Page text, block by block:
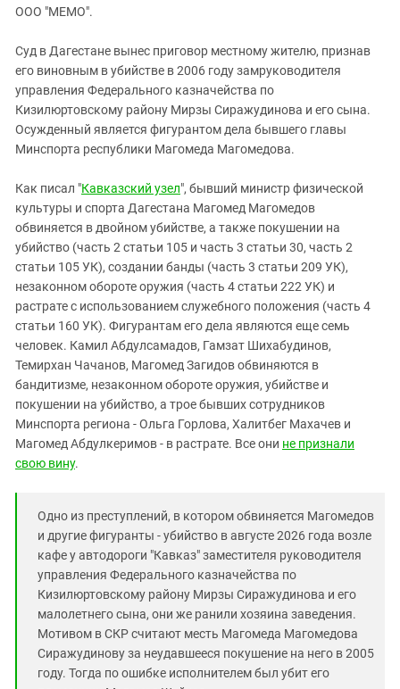
ИНАКОМЫСЛИЕ В ЧЕЧНЕ
ПРЕСЛЕДОВАНИЕ АКТИВИСТОВ
МОБИЛИЗАЦИЯ И ПРОТЕСТЫ
Дагестан
Кабардино-Балкария
Калмыкия
Карачаево-Черкесия
Краснодарский край
Нагорный Карабах
Российская Федерация
Ростовская область
Северная Осетия - Алания
СКФО
Ставропольский край
Чечня
Южная Осетия
Южный Кавказ
ЮФО
ООО "МЕМО".
Суд в Дагестане вынес приговор местному жителю, признав
его виновным в убийстве в 2006 году замруководителя
управления Федерального казначейства по
Кизилюртовскому району Мирзы Сиражудинова и его сына.
Осужденный является фигурантом дела бывшего главы
Минспорта республики Магомеда Магомедова.
Как писал "Кавказский узел", бывший министр физической
культуры и спорта Дагестана Магомед Магомедов
обвиняется в двойном убийстве, а также покушении на
убийство (часть 2 статьи 105 и часть 3 статьи 30, часть 2
статьи 105 УК), создании банды (часть 3 статьи 209 УК),
незаконном обороте оружия (часть 4 статьи 222 УК) и
растрате с использованием служебного положения (часть 4
статьи 160 УК). Фигурантам его дела являются еще семь
человек. Камил Абдулсамадов, Гамзат Шихабудинов,
Темирхан Чачанов, Магомед Загидов обвиняются в
бандитизме, незаконном обороте оружия, убийстве и
покушении на убийство, а трое бывших сотрудников
Минспорта региона - Ольга Горлова, Халитбег Махачев и
Магомед Абдулкеримов - в растрате. Все они не признали
свою вину.
Одно из преступлений, в котором обвиняется Магомедов
и другие фигуранты - убийство в августе 2026 года возле
кафе у автодороги "Кавказ" заместителя руководителя
управления Федерального казначейства по
Кизилюртовскому району Мирзы Сиражудинова и его
малолетнего сына, они же ранили хозяина заведения.
Мотивом в СКР считают месть Магомеда Магомедова
Сиражудинову за неудавшееся покушение на него в 2005
году. Тогда по ошибке исполнителем был убит его